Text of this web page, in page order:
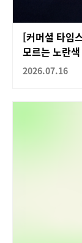
[커머셜 타임
모르는 노란
2026.07.16